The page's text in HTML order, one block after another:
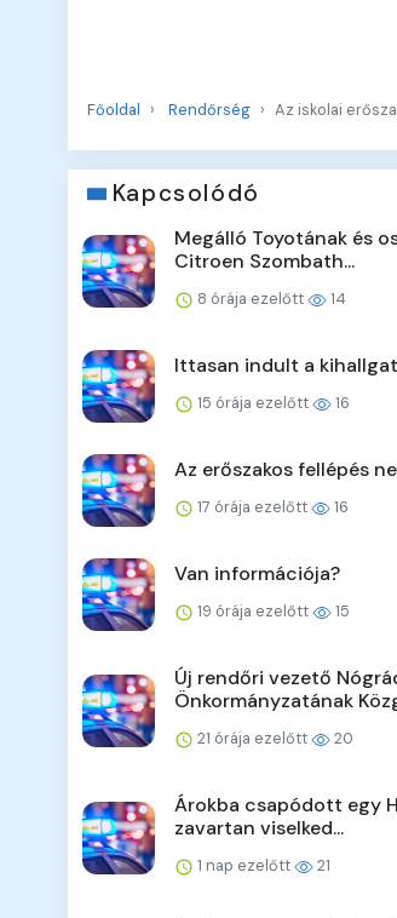
Főoldal Rendőrség Az iskolai
Kapcsolódó
Megálló Toyotának és
Citroen Szombath...
8 órája ezelőtt 14
Ittasan indult a
15 órája ezelőtt 16
Az erőszakos fellépés
17 órája ezelőtt 16
Van információja?
19 órája ezelőtt 15
Új rendőri vezető
Önkormányzatának
21 órája ezelőtt 20
Árokba csapódott egy
zavartan viselked...
1 nap ezelőtt 21